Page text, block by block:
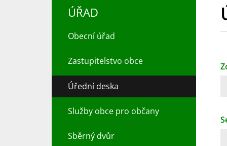
ÚŘAD
Obecní úřad
Zastupitelstvo obce
Úřední deska
Služby obce pro občany
Sběrný dvůr